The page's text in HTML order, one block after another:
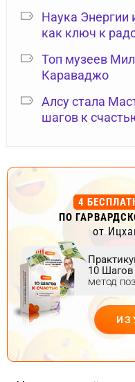
Наука Энергии
как ключ к
Топ музеев
Караваджо
Алсу стала
шагов к
4
ПО
от
10
метод